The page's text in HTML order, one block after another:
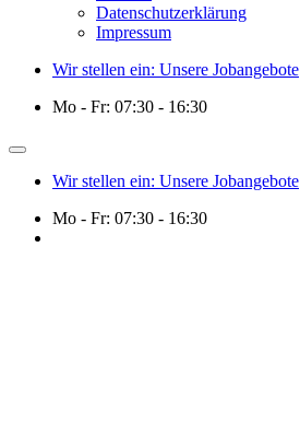
Datenschutzerklärung
Impressum
Wir stellen ein: Unsere Jobangebote
Mo - Fr: 07:30 - 16:30
Wir stellen ein: Unsere Jobangebote
Mo - Fr: 07:30 - 16:30